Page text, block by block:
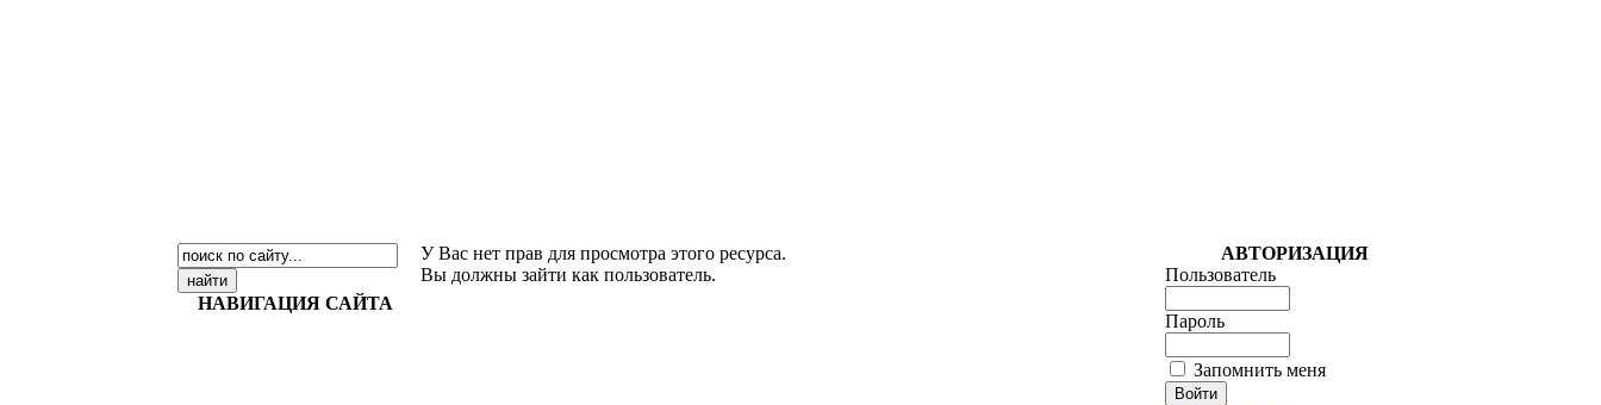
НАВИГАЦИЯ САЙТА
У Вас нет прав для просмотра этого ресурса.
Вы должны зайти как пользователь.
АВТОРИЗАЦИЯ
Пользователь
Пароль
Запомнить меня